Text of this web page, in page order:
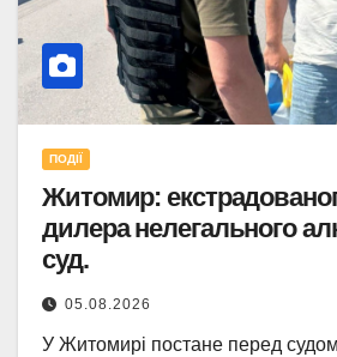
ПОДІЇ
Житомир:
дилера нелегального
суд.
05.08.2026
У Житомирі постане перед